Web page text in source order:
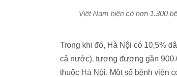
Việt Nam hiện có hơn 1.300
Trong khi đó, Hà Nội có 10,5%
cả nước), tương đương gần
thuộc Hà Nội. Một số bệnh viện